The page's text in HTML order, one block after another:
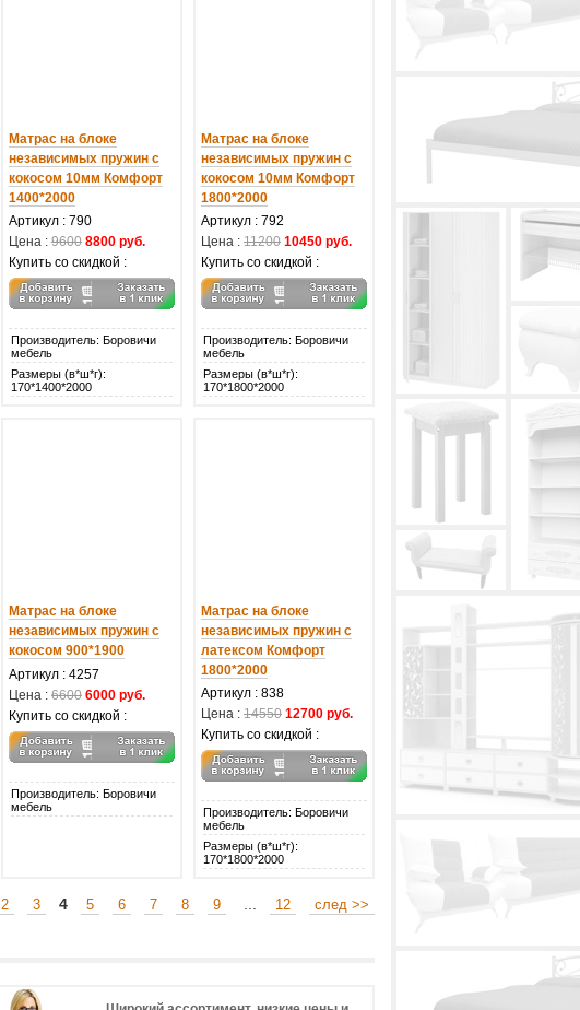
Матрас на блоке
независимых пружин с
кокосом 10мм Комфорт
1400*2000
Артикул : 790
Цена : 9600 8800 руб.
Купить со скидкой :
Производитель: Боровичи
мебель
Размеры (в*ш*г):
170*1400*2000
Матрас на блоке
независимых пружин с
кокосом 10мм Комфорт
1800*2000
Артикул : 792
Цена : 11200 10450 руб.
Купить со скидкой :
Производитель: Боровичи
мебель
Размеры (в*ш*г):
170*1800*2000
Матрас на блоке
независимых пружин с
кокосом 900*1900
Артикул : 4257
Цена : 6600 6000 руб.
Купить со скидкой :
Производитель: Боровичи
мебель
Матрас на блоке
независимых пружин с
латексом Комфорт
1800*2000
Артикул : 838
Цена : 14550 12700 руб.
Купить со скидкой :
Производитель: Боровичи
мебель
Размеры (в*ш*г):
170*1800*2000
2 3 4 5 6 7 8 9 12 след >>